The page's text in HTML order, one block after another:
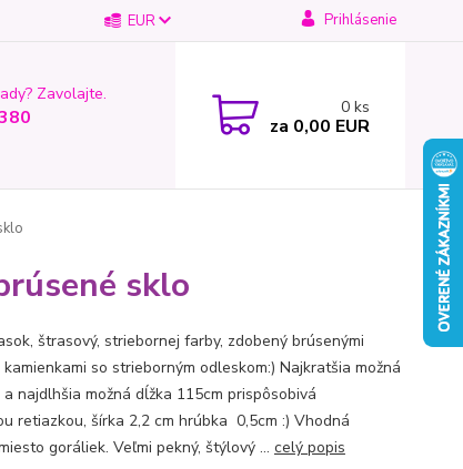
EUR Prihlásenie
Zavolajte.
0 ks
za 0,00 EUR
sklo
štrasový, striebornej farby, zdobený brúsenými
so strieborným odleskom:) Najkratšia možná
najdlhšia možná dĺžka 115cm prispôsobivá
retiazkou, šírka 2,2 cm hrúbka 0,5cm :) Vhodná
goráliek. Veľmi pekný, štýlový ... celý popis